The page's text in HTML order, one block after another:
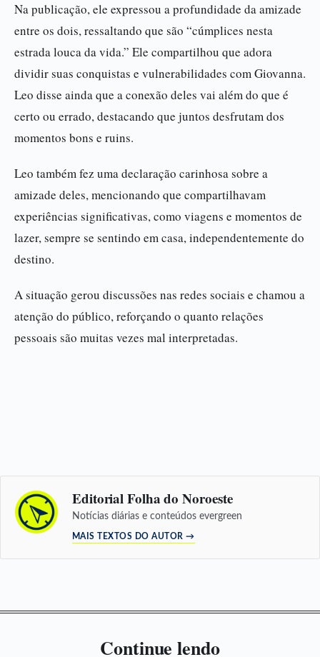
Na publicação, ele expressou a profundidade da amizade
entre os dois, ressaltando que são “cúmplices nesta
estrada louca da vida.” Ele compartilhou que adora
dividir suas conquistas e vulnerabilidades com Giovanna.
Leo disse ainda que a conexão deles vai além do que é
certo ou errado, destacando que juntos desfrutam dos
momentos bons e ruins.
Leo também fez uma declaração carinhosa sobre a
amizade deles, mencionando que compartilhavam
experiências significativas, como viagens e momentos de
lazer, sempre se sentindo em casa, independentemente do
destino.
A situação gerou discussões nas redes sociais e chamou a
atenção do público, reforçando o quanto relações
pessoais são muitas vezes mal interpretadas.
Editorial Folha do Noroeste
Notícias diárias e conteúdos evergreen
MAIS TEXTOS DO AUTOR →
Continue lendo